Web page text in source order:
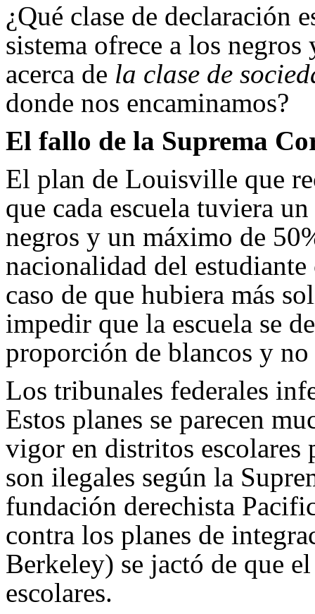
¿Qué clase de declaración
sistema ofrece a los
acerca de la clase de
donde nos encaminamos?
El fallo de la Suprema
El plan de Louisville que
que cada escuela tuviera
negros y un máximo de
nacionalidad del
caso de que hubiera más
impedir que la escuela se
proporción de blancos y no
Los tribunales federales
Estos planes se parecen
vigor en distritos
son ilegales según la
fundación derechista
contra los planes de
Berkeley) se jactó de que
escolares.